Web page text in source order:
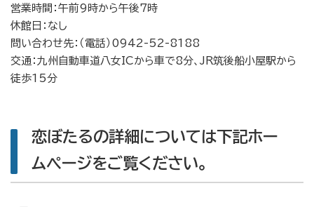
営業時間：午前9時から午後7時
休館日：なし
問い合わせ先：（電話）0942-52-8188
交通：九州自動車道八女ICから車で8分、JR筑後船小屋駅から
徒歩15分
恋ぼたるの詳細については下記ホー
ムページをご覧ください。